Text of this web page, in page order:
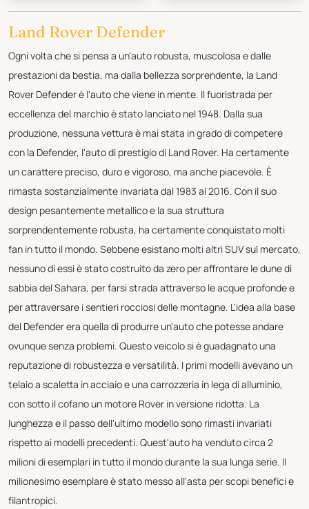
Land Rover Defender
Ogni volta che si pensa a un'auto robusta, muscolosa e dalle
prestazioni da bestia, ma dalla bellezza sorprendente, la Land
Rover Defender è l'auto che viene in mente. Il fuoristrada per
eccellenza del marchio è stato lanciato nel 1948. Dalla sua
produzione, nessuna vettura è mai stata in grado di competere
con la Defender, l'auto di prestigio di Land Rover. Ha certamente
un carattere preciso, duro e vigoroso, ma anche piacevole. È
rimasta sostanzialmente invariata dal 1983 al 2016. Con il suo
design pesantemente metallico e la sua struttura
sorprendentemente robusta, ha certamente conquistato molti
fan in tutto il mondo. Sebbene esistano molti altri SUV sul mercato,
nessuno di essi è stato costruito da zero per affrontare le dune di
sabbia del Sahara, per farsi strada attraverso le acque profonde e
per attraversare i sentieri rocciosi delle montagne. L'idea alla base
del Defender era quella di produrre un'auto che potesse andare
ovunque senza problemi. Questo veicolo si è guadagnato una
reputazione di robustezza e versatilità. I primi modelli avevano un
telaio a scaletta in acciaio e una carrozzeria in lega di alluminio,
con sotto il cofano un motore Rover in versione ridotta. La
lunghezza e il passo dell'ultimo modello sono rimasti invariati
rispetto ai modelli precedenti. Quest'auto ha venduto circa 2
milioni di esemplari in tutto il mondo durante la sua lunga serie. Il
milionesimo esemplare è stato messo all'asta per scopi benefici e
filantropici.